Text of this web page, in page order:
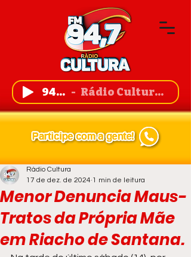
94,7 FM Rádio Cultura de Guanambi
Menor Denuncia Maus-
Tratos da Própria Mãe
em Riacho de Santana.
Rádio Cultura
17 de dez. de 2024 1 min de leitura